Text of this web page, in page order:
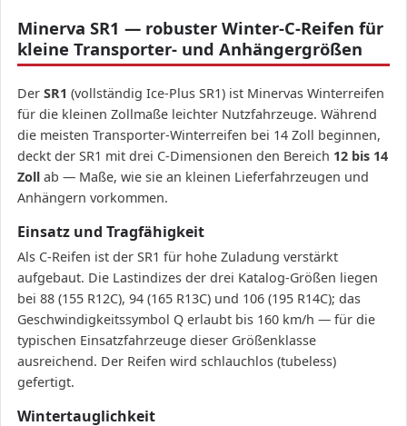
Minerva SR1 — robuster Winter-C-Reifen für
kleine Transporter- und Anhängergrößen
Der SR1 (vollständig Ice-Plus SR1) ist Minervas Winterreifen
für die kleinen Zollmaße leichter Nutzfahrzeuge. Während
die meisten Transporter-Winterreifen bei 14 Zoll beginnen,
deckt der SR1 mit drei C-Dimensionen den Bereich 12 bis 14
Zoll ab — Maße, wie sie an kleinen Lieferfahrzeugen und
Anhängern vorkommen.
Einsatz und Tragfähigkeit
Als C-Reifen ist der SR1 für hohe Zuladung verstärkt
aufgebaut. Die Lastindizes der drei Katalog-Größen liegen
bei 88 (155 R12C), 94 (165 R13C) und 106 (195 R14C); das
Geschwindigkeitssymbol Q erlaubt bis 160 km/h — für die
typischen Einsatzfahrzeuge dieser Größenklasse
ausreichend. Der Reifen wird schlauchlos (tubeless)
gefertigt.
Wintertauglichkeit